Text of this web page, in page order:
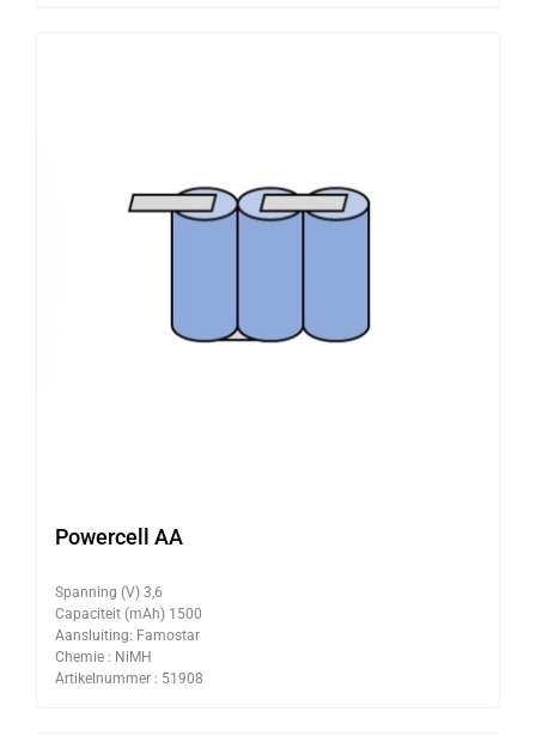
Powercell AA
Spanning (V) 3,6
Capaciteit (mAh) 1500
Aansluiting: Famostar
Chemie : NiMH
Artikelnummer : 51908